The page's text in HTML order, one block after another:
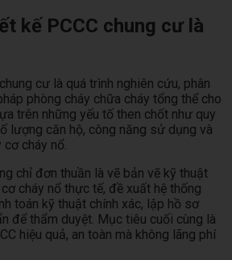
kế PCCC chung cư là
cư là quá trình nghiên cứu, phân
phòng cháy chữa cháy tổng thể cho
trên những yếu tố then chốt như quy
lượng căn hộ, công năng sử dụng và
cháy nổ.
chỉ đơn thuần là vẽ bản vẽ kỹ thuật
cháy nổ thực tế, đề xuất hệ thống
toán kỹ thuật chính xác, lập hồ sơ
để thẩm duyệt. Mục tiêu cuối cùng là
hiệu quả, an toàn mà không lãng phí